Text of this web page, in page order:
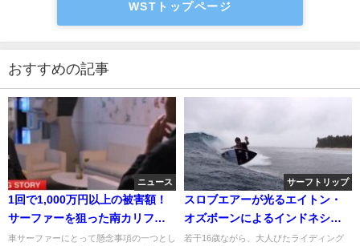
WSTトップページ
おすすめの記事
ニュース
1回で1,000万円以上の被害額！
サーファーを狙った南カリフォ
ルニアの車上荒らし
車サーファーにとって懸念事項の一つとし
サーフトリップ
スロブエアーが光るエイトン・
オズボーンによるインドネシア
のメンタワイトリップ
若干16歳ながら、大人びたライディング